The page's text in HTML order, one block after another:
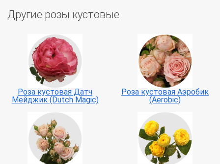
Другие розы кустовые
Роза кустовая Датч
Мейджик (Dutch Magic)
Роза кустовая Аэробик
(Aerobic)